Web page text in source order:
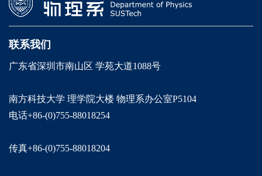
联系我们
广东省深圳市南山区 学苑大道1088号
南方科技大学 理学院大楼 物理系办公室P5104
电话+86-(0)755-88018254
传真+86-(0)755-88018204